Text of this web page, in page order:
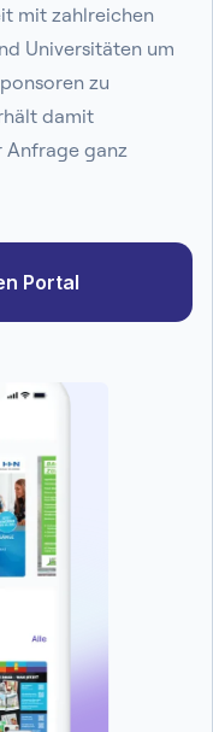
mit zahlreichen
Universitäten um
zu
damit
Anfrage ganz
Portal